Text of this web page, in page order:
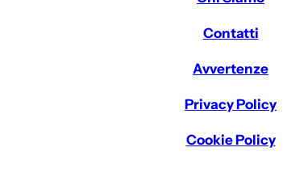
Contatti
Avvertenze
Privacy Policy
Cookie Policy